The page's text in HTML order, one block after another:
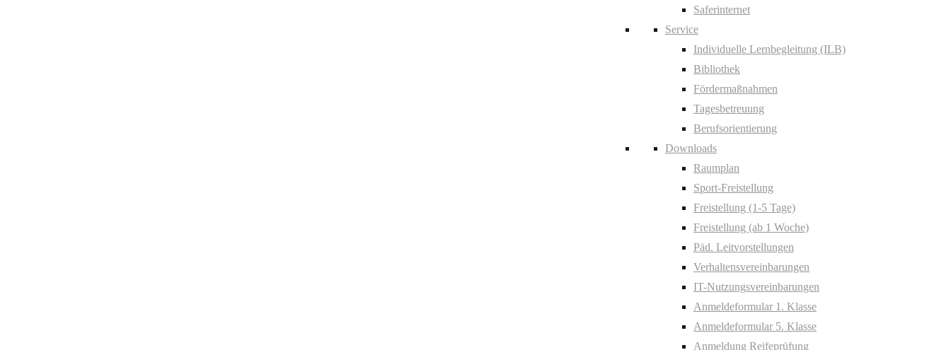
Saferinternet
Service
Individuelle Lernbegleitung (ILB)
Bibliothek
Fördermaßnahmen
Tagesbetreuung
Berufsorientierung
Downloads
Raumplan
Sport-Freistellung
Freistellung (1-5 Tage)
Freistellung (ab 1 Woche)
Päd. Leitvorstellungen
Verhaltensvereinbarungen
IT-Nutzungsvereinbarungen
Anmeldeformular 1. Klasse
Anmeldeformular 5. Klasse
Anmeldung Reifeprüfung